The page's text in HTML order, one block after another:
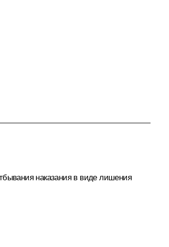
наказания в виде лишения